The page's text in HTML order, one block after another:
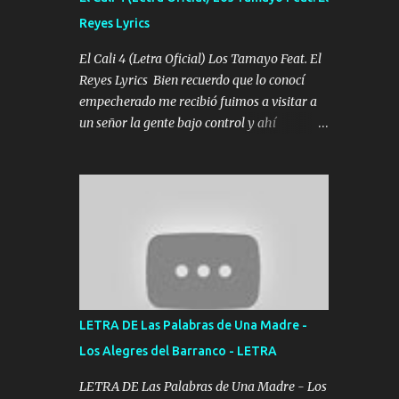
agarrar el vuelo y la mente y tranquilizando
Tomense un buen trago Y así es como
empezamos los versos que voy cantando
(Music) A vido alta y bajas La carreta se
atora Pero nunca le aflojamos Ya me han
pasado cosas Y aunque ustedes no sepan
es...
Reyes Lyrics
El Cali 4 (Letra Oficial) Los Tamayo Feat. El
Reyes Lyrics Bien recuerdo que lo conocí
empecherado me recibió fuimos a visitar a
un señor la gente bajo control y ahí
reglas no secuestr0 no r0bar De La C giró la
orden nos comanda el doble P bien firmes
con Alto PRIETO y la camisa es color Verde y
peleam0s la Bandera por todita a la ciudad
con los drones patrullando la Frontera De
blancas ya hace falta mi APA FLACO verde
se le extraña pa que sepan Aquí Pura GENTE
LETRA DE Las Palabras de Una Madre -
Los Alegres del Barranco - LETRA
LETRA DE Las Palabras de Una Madre - Los